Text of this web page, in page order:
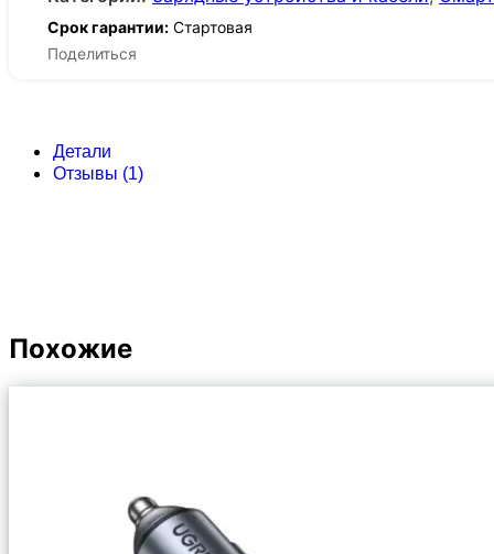
Срок гарантии: Стартовая
Поделиться
Детали
Отзывы (1)
Похожие